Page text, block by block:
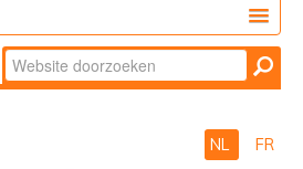
Zoek
Geavanceerd
NL FR